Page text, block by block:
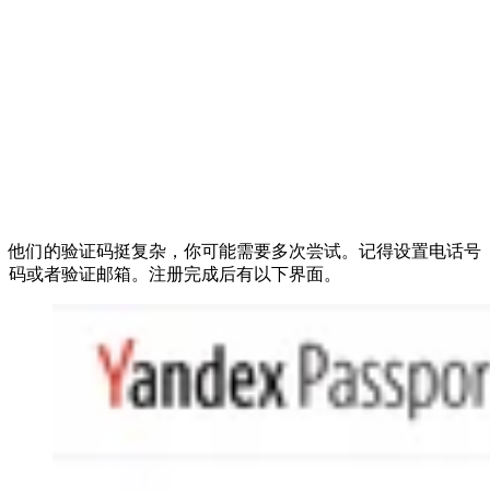
他们的验证码挺复杂，你可能需要多次尝试。记得设置电话号
码或者验证邮箱。注册完成后有以下界面。